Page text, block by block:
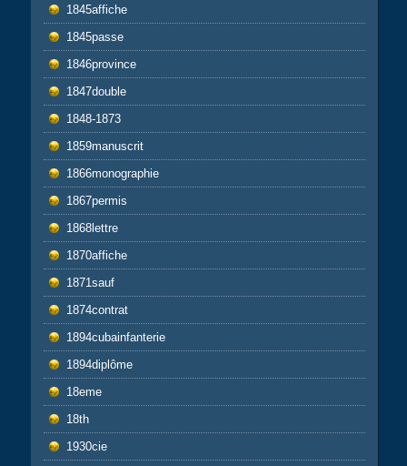
1845affiche
1845passe
1846province
1847double
1848-1873
1859manuscrit
1866monographie
1867permis
1868lettre
1870affiche
1871sauf
1874contrat
1894cubainfanterie
1894diplôme
18eme
18th
1930cie